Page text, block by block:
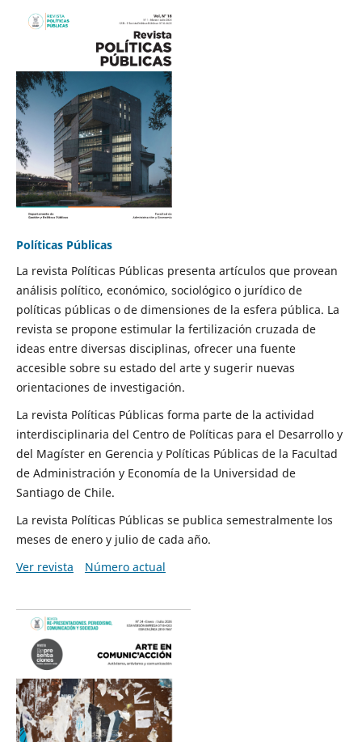
Políticas Públicas
La revista Políticas Públicas presenta artículos que provean
análisis político, económico, sociológico o jurídico de
políticas públicas o de dimensiones de la esfera pública. La
revista se propone estimular la fertilización cruzada de
ideas entre diversas disciplinas, ofrecer una fuente
accesible sobre su estado del arte y sugerir nuevas
orientaciones de investigación.
La revista Políticas Públicas forma parte de la actividad
interdisciplinaria del Centro de Políticas para el Desarrollo y
del Magíster en Gerencia y Políticas Públicas de la Facultad
de Administración y Economía de la Universidad de
Santiago de Chile.
La revista Políticas Públicas se publica semestralmente los
meses de enero y julio de cada año.
Ver revista
Número actual